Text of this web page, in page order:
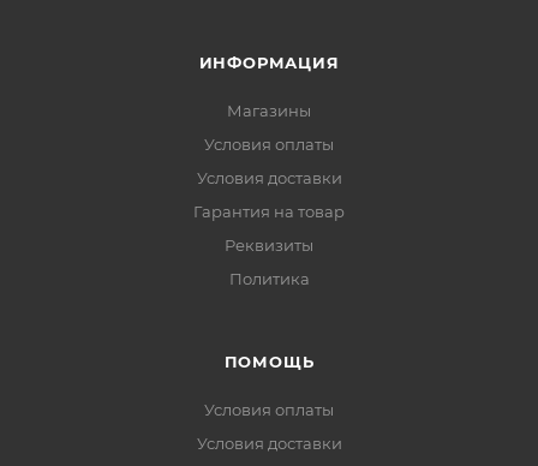
ИНФОРМАЦИЯ
Магазины
Условия оплаты
Условия доставки
Гарантия на товар
Реквизиты
Политика
ПОМОЩЬ
Условия оплаты
Условия доставки